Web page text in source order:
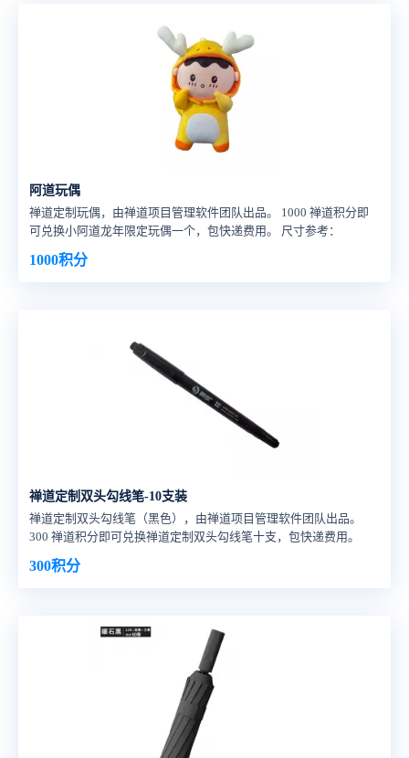
阿道玩偶
禅道定制玩偶，由禅道项目管理软件团队出品。 1000 禅道积分即
可兑换小阿道龙年限定玩偶一个，包快递费用。 尺寸参考：
1000积分
禅道定制双头勾线笔-10支装
禅道定制双头勾线笔（黑色），由禅道项目管理软件团队出品。
300 禅道积分即可兑换禅道定制双头勾线笔十支，包快递费用。
300积分